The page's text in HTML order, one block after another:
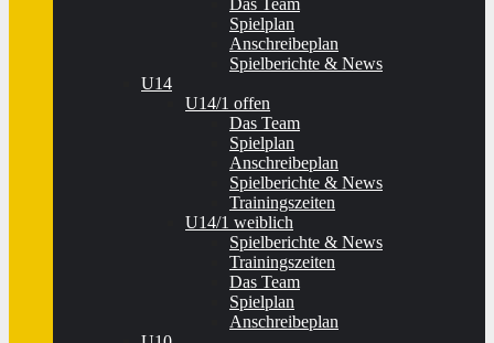
Das Team
Spielplan
Anschreibeplan
Spielberichte & News
U14
U14/1 offen
Das Team
Spielplan
Anschreibeplan
Spielberichte & News
Trainingszeiten
U14/1 weiblich
Spielberichte & News
Trainingszeiten
Das Team
Spielplan
Anschreibeplan